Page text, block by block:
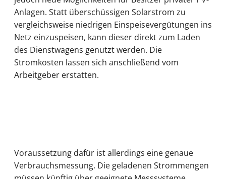
Anlagen. Statt überschüssigen Solarstrom zu
vergleichsweise niedrigen Einspeisevergütungen ins
Netz einzuspeisen, kann dieser direkt zum Laden
des Dienstwagens genutzt werden. Die
Stromkosten lassen sich anschließend vom
Arbeitgeber erstatten.
Voraussetzung dafür ist allerdings eine genaue
Verbrauchsmessung. Die geladenen Strommengen